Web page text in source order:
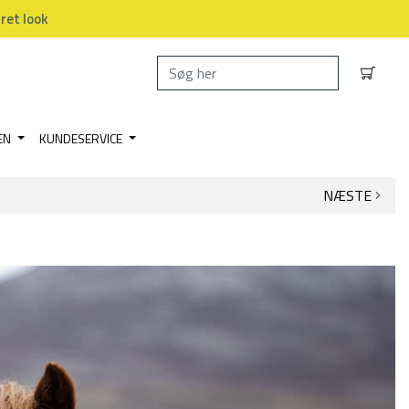
look
KUNDESERVICE
NÆSTE